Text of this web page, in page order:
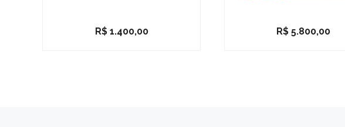
R$1.400,00 R$ 5.800,00